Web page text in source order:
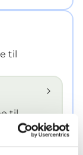
til
til